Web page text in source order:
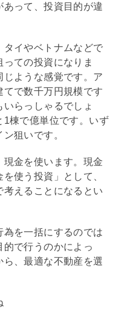
って、投資目的が違
イやベトナムなどで
ての投資になりま
ような感覚です。ア
てで数千万円規模です
らっしゃるでしょ
1棟で億単位です。いず
ン狙いです。
金を使います。現金
使う投資」として、
えることになるとい
為を一括にするのでは
で行うのかによっ
、最適な不動産を選